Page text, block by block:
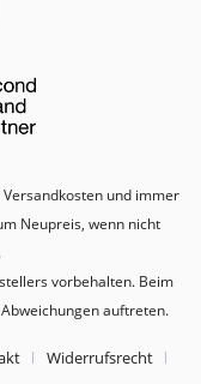
Versandkosten und immer
Neupreis, wenn nicht
vorbehalten. Beim
auftreten.
Widerrufsrecht